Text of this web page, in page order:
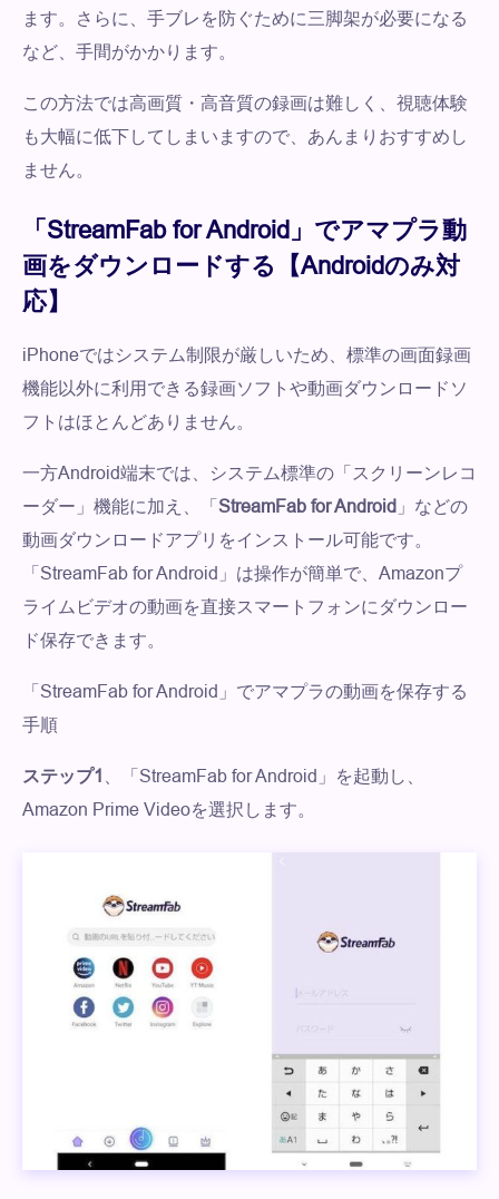
ます。さらに、手ブレを防ぐために三脚架が必要になる
など、手間がかかります。
この方法では高画質・高音質の録画は難しく、視聴体験
も大幅に低下してしまいますので、あんまりおすすめし
ません。
「StreamFab for Android」でアマプラ動
画をダウンロードする【Androidのみ対
応】
iPhoneではシステム制限が厳しいため、標準の画面録画
機能以外に利用できる録画ソフトや動画ダウンロードソ
フトはほとんどありません。
一方Android端末では、システム標準の「スクリーンレコ
ーダー」機能に加え、「 StreamFab for Android 」などの
動画ダウンロードアプリをインストール可能です。
「StreamFab for Android」は操作が簡単で、Amazonプ
ライムビデオの動画を直接スマートフォンにダウンロー
ド保存できます。
「StreamFab for Android」でアマプラの動画を保存する
手順
ステップ1
、「StreamFab for Android」を起動し、
Amazon Prime Videoを選択します。